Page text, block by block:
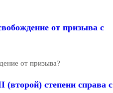
от призыва с
от призыва?
(второй) степени справа с